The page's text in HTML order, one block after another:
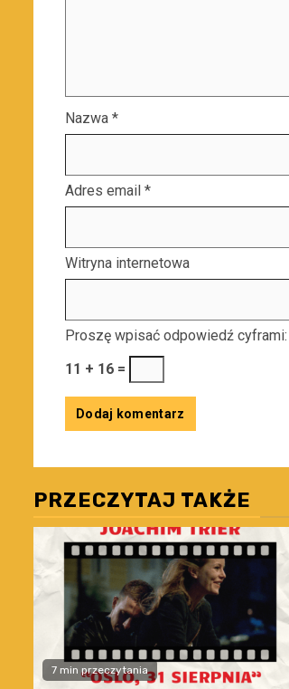
Nazwa *
Adres email *
Witryna internetowa
Proszę wpisać odpowiedź cyframi:
11 + 16 =
PRZECZYTAJ TAKŻE
7 min przeczytania